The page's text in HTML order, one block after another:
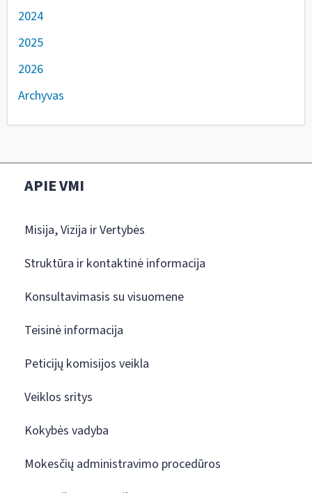
2024
2025
2026
Archyvas
APIE VMI
Misija, Vizija ir Vertybės
Struktūra ir kontaktinė informacija
Konsultavimasis su visuomene
Teisinė informacija
Peticijų komisijos veikla
Veiklos sritys
Kokybės vadyba
Mokesčių administravimo procedūros